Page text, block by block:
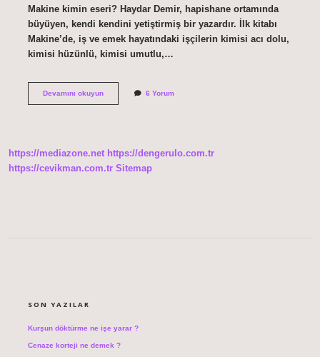
Makine kimin eseri? Haydar Demir, hapishane ortamında
büyüyen, kendi kendini yetiştirmiş bir yazardır. İlk kitabı
Makine’de, iş ve emek hayatındaki işçilerin kimisi acı dolu,
kimisi hüzünlü, kimisi umutlu,…
Devamını okuyunAğustos
6 Yorum
https://mediazone.net https://dengerulo.com.tr
https://cevikman.com.tr Sitemap
SON YAZILAR
Kurşun döktürme ne işe yarar ?
Cenaze korteji ne demek ?